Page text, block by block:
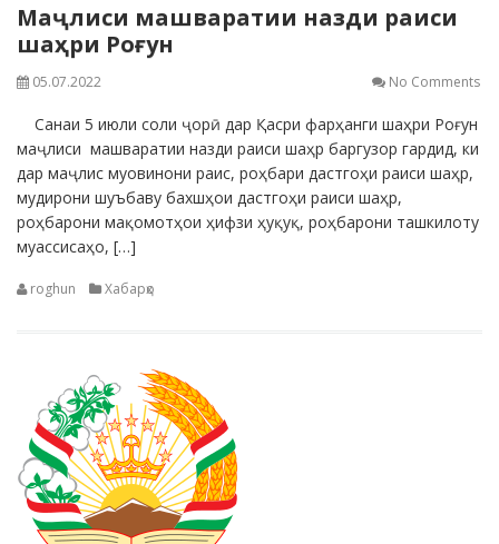
Маҷлиси машваратии назди раиси
шаҳри Роғун
05.07.2022 No Comments
Санаи 5 июли соли ҷорӣ дар Қасри фарҳанги шаҳри Роғун
маҷлиси машваратии назди раиси шаҳр баргузор гардид, ки
дар маҷлис муовинони раис, роҳбари дастгоҳи раиси шаҳр,
мудирони шуъбаву бахшҳои дастгоҳи раиси шаҳр,
роҳбарони мақомотҳои ҳифзи ҳуқуқ, роҳбарони ташкилоту
муассисаҳо, […]
roghun Хабарҳо